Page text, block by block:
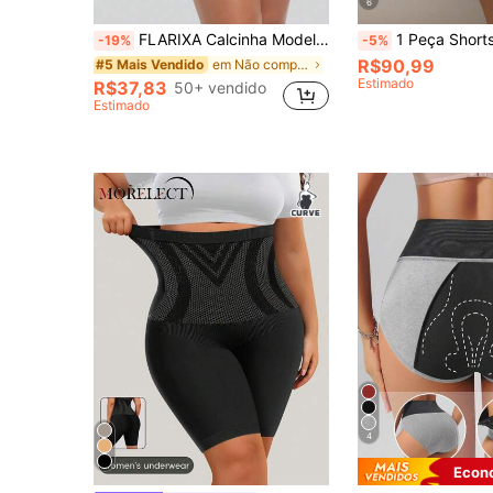
-19% FLARIXA Calcinha Modeladora Plus Size Cintura Ultra Alta com Controle de Barriga e Levantamento de Bumbum para Mulheres, Calcinha Modeladora com Controle de Barriga e Levantamento de Bumbum em Cruz, 0XL-4XL
#5 Mais Vendido em Não comparecimento Corpetes e modeladores plus
R$37,83 50+ vendido
Estimado
-5% 1 Peça Shorts Modeladores Femininos de Cintura Alta com Cruzamento,
R$90,99
Estimado
4